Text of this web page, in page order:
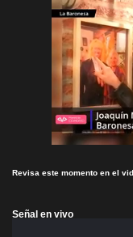
Revisa este momento en el
Señal en vivo